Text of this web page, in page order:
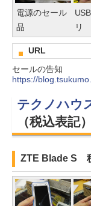
電源のセール
品
リ
URL
セールの告知
https://
テクノハウ
（税込表記）
ZTE Blade S